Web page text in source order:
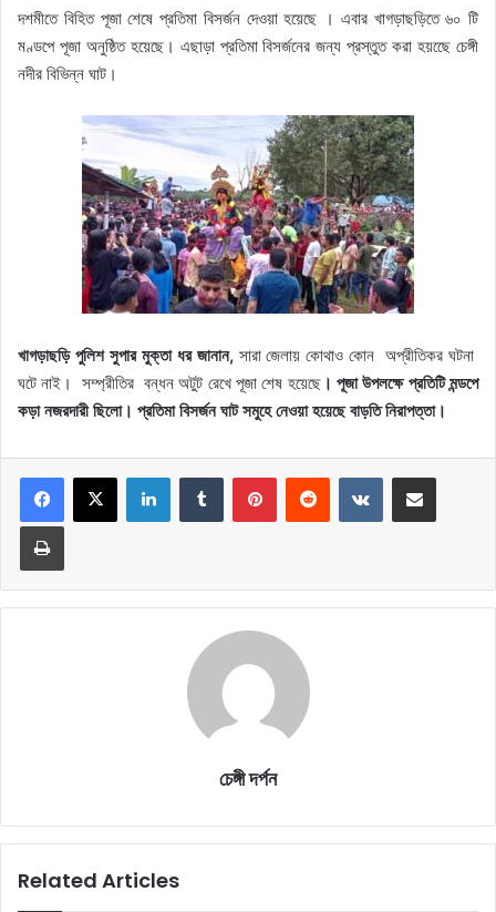
দশমীতে বিহিত পূজা শেষে প্রতিমা বিসর্জন দেওয়া হয়েছে । এবার খাগড়াছড়িতে ৬০ টি
মণ্ডপে পূজা অনুষ্ঠিত হয়েছে। এছাড়া প্রতিমা বিসর্জনের জন্য প্রস্তুত করা হয়ছেে চেঙ্গী
নদীর বিভিন্ন ঘাট।
খাগড়াছড়ি পুলিশ সুপার মুক্তা ধর জানান, সারা জেলায় কোথাও কোন অপ্রীতিকর ঘটনা
ঘটে নাই। সম্প্রীতির বন্ধন অটুট রেখে পূজা শেষ হয়েছে। পূজা উপলক্ষে প্রতিটি মন্ডপে
কড়া নজরদারী ছিলো। প্রতিমা বিসর্জন ঘাট সমুহে নেওয়া হয়েছে বাড়তি নিরাপত্তা।
LinkedInTumblr PinterestReddit VKontakteShare via Email
Print
চেঙ্গী দর্পন
Related Articles